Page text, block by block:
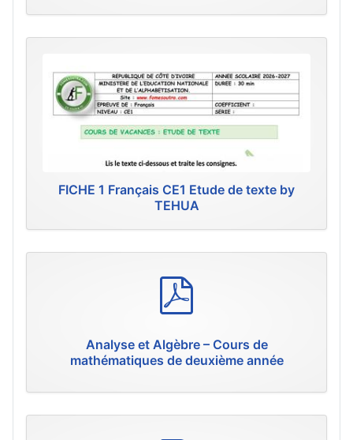
FICHE 1 Français CE1 Etude de texte by
TEHUA
Analyse et Algèbre – Cours de
mathématiques de deuxième année